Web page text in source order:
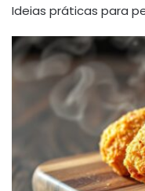
Ideias práticas para